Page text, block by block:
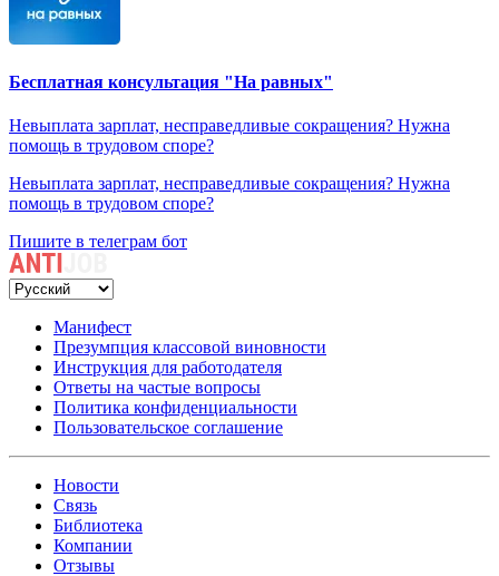
Бесплатная консультация "На равных"
Невыплата зарплат, несправедливые сокращения? Нужна
помощь в трудовом споре?
Невыплата зарплат, несправедливые сокращения? Нужна
помощь в трудовом споре?
Пишите в телеграм бот
Манифест
Презумпция классовой виновности
Инструкция для работодателя
Ответы на частые вопросы
Политика конфиденциальности
Пользовательское соглашение
Новости
Связь
Библиотека
Компании
Отзывы